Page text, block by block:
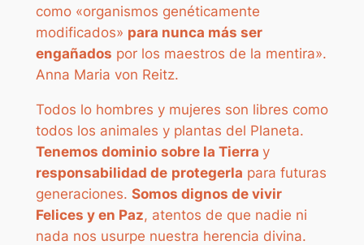
como «organismos genéticamente
modificados» para nunca más ser
engañados por los maestros de la mentira».
Anna Maria von Reitz.
Todos lo hombres y mujeres son libres como
todos los animales y plantas del Planeta.
Tenemos dominio sobre la Tierra y
responsabilidad de protegerla para futuras
generaciones. Somos dignos de vivir
Felices y en Paz, atentos de que nadie ni
nada nos usurpe nuestra herencia divina.